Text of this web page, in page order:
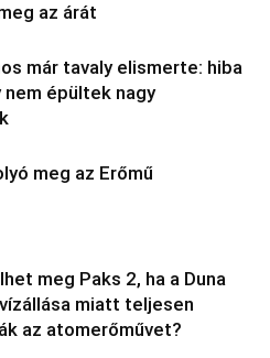
az árát
már tavaly elismerte: hiba
nem épültek nagy
meg az Erőmű
meg Paks 2, ha a Duna
miatt teljesen
az atomerőművet?